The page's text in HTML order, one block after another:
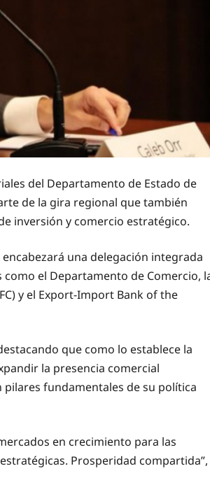
del Departamento de Estado de
de la gira regional que también
inversión y comercio estratégico.
una delegación integrada
el Departamento de Comercio,
y el Export-Import Bank of the
que como lo establece la
la presencia comercial
fundamentales de su política
en crecimiento para las
Prosperidad compartida”,